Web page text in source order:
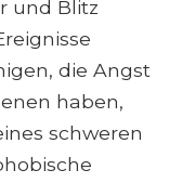
und Blitz
die Angst
haben,
schweren